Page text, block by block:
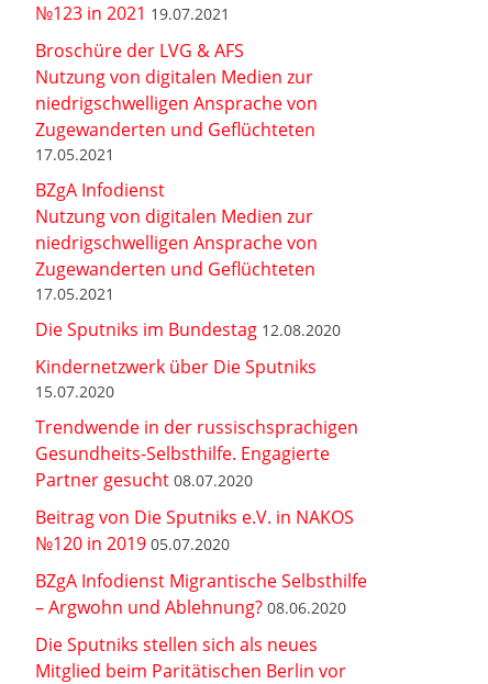
№123 in 2021 19.07.2021
Broschüre der LVG & AFS
Nutzung von digitalen Medien zur
niedrigschwelligen Ansprache von
Zugewanderten und Geflüchteten
17.05.2021
BZgA Infodienst
Nutzung von digitalen Medien zur
niedrigschwelligen Ansprache von
Zugewanderten und Geflüchteten
17.05.2021
Die Sputniks im Bundestag 12.08.2020
Kindernetzwerk über Die Sputniks
15.07.2020
Trendwende in der russischsprachigen
Gesundheits-Selbsthilfe. Engagierte
Partner gesucht 08.07.2020
Beitrag von Die Sputniks e.V. in NAKOS
№120 in 2019 05.07.2020
BZgA Infodienst Migrantische Selbsthilfe
– Argwohn und Ablehnung? 08.06.2020
Die Sputniks stellen sich als neues
Mitglied beim Paritätischen Berlin vor